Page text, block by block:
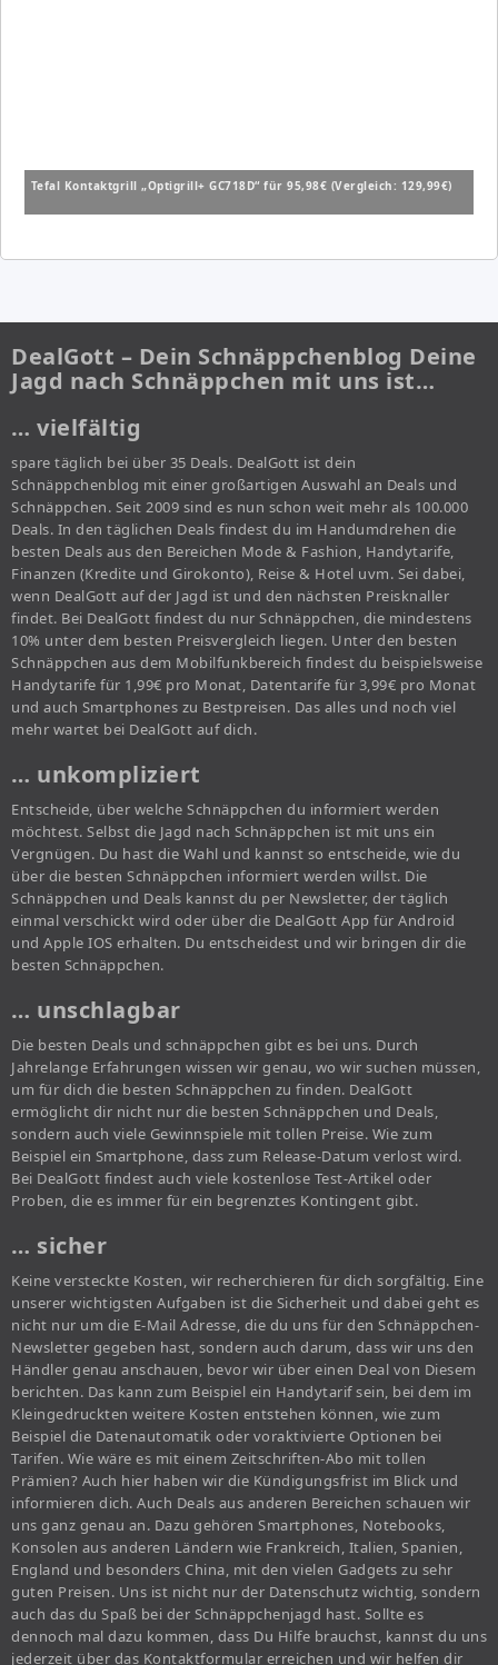
Tefal Kontaktgrill „Optigrill+ GC718D“ für 95,98€ (Vergleich: 129,99€)
DealGott – Dein Schnäppchenblog Deine
Jagd nach Schnäppchen mit uns ist…
… vielfältig
spare täglich bei über 35 Deals. DealGott ist dein
Schnäppchenblog mit einer großartigen Auswahl an Deals und
Schnäppchen. Seit 2009 sind es nun schon weit mehr als 100.000
Deals. In den täglichen Deals findest du im Handumdrehen die
besten Deals aus den Bereichen Mode & Fashion, Handytarife,
Finanzen (Kredite und Girokonto), Reise & Hotel uvm. Sei dabei,
wenn DealGott auf der Jagd ist und den nächsten Preisknaller
findet. Bei DealGott findest du nur Schnäppchen, die mindestens
10% unter dem besten Preisvergleich liegen. Unter den besten
Schnäppchen aus dem Mobilfunkbereich findest du beispielsweise
Handytarife für 1,99€ pro Monat, Datentarife für 3,99€ pro Monat
und auch Smartphones zu Bestpreisen. Das alles und noch viel
mehr wartet bei DealGott auf dich.
… unkompliziert
Entscheide, über welche Schnäppchen du informiert werden
möchtest. Selbst die Jagd nach Schnäppchen ist mit uns ein
Vergnügen. Du hast die Wahl und kannst so entscheide, wie du
über die besten Schnäppchen informiert werden willst. Die
Schnäppchen und Deals kannst du per Newsletter, der täglich
einmal verschickt wird oder über die DealGott App für Android
und Apple IOS erhalten. Du entscheidest und wir bringen dir die
besten Schnäppchen.
… unschlagbar
Die besten Deals und schnäppchen gibt es bei uns. Durch
Jahrelange Erfahrungen wissen wir genau, wo wir suchen müssen,
um für dich die besten Schnäppchen zu finden. DealGott
ermöglicht dir nicht nur die besten Schnäppchen und Deals,
sondern auch viele Gewinnspiele mit tollen Preise. Wie zum
Beispiel ein Smartphone, dass zum Release-Datum verlost wird.
Bei DealGott findest auch viele kostenlose Test-Artikel oder
Proben, die es immer für ein begrenztes Kontingent gibt.
… sicher
Keine versteckte Kosten, wir recherchieren für dich sorgfältig. Eine
unserer wichtigsten Aufgaben ist die Sicherheit und dabei geht es
nicht nur um die E-Mail Adresse, die du uns für den Schnäppchen-
Newsletter gegeben hast, sondern auch darum, dass wir uns den
Händler genau anschauen, bevor wir über einen Deal von Diesem
berichten. Das kann zum Beispiel ein Handytarif sein, bei dem im
Kleingedruckten weitere Kosten entstehen können, wie zum
Beispiel die Datenautomatik oder voraktivierte Optionen bei
Tarifen. Wie wäre es mit einem Zeitschriften-Abo mit tollen
Prämien? Auch hier haben wir die Kündigungsfrist im Blick und
informieren dich. Auch Deals aus anderen Bereichen schauen wir
uns ganz genau an. Dazu gehören Smartphones, Notebooks,
Konsolen aus anderen Ländern wie Frankreich, Italien, Spanien,
England und besonders China, mit den vielen Gadgets zu sehr
guten Preisen. Uns ist nicht nur der Datenschutz wichtig, sondern
auch das du Spaß bei der Schnäppchenjagd hast. Sollte es
dennoch mal dazu kommen, dass Du Hilfe brauchst, kannst du uns
jederzeit über das Kontaktformular erreichen und wir helfen dir